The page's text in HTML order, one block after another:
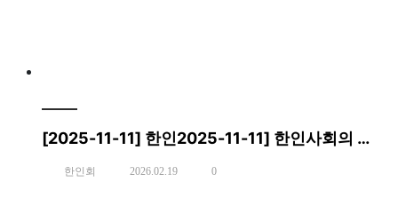
[2025-11-11] 한인2025-11-11] 한인사회의 뿌리를 찾아서
한인회 2026.02.19 0